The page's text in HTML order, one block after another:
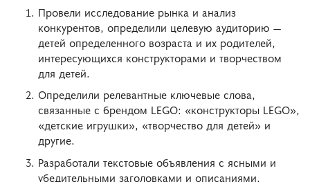
Провели исследование рынка и анализ
конкурентов, определили целевую аудиторию —
детей определенного возраста и их родителей,
интересующихся конструкторами и творчеством
для детей.
Определили релевантные ключевые слова,
связанные с брендом LEGO: «конструкторы LEGO»,
«детские игрушки», «творчество для детей» и
другие.
Разработали текстовые объявления с ясными и
убедительными заголовками и описаниями,